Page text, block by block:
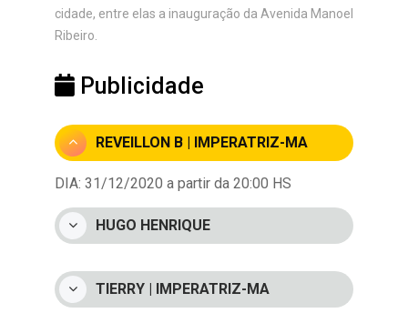
cidade, entre elas a inauguração da Avenida Manoel
Ribeiro.
Publicidade
REVEILLON B | IMPERATRIZ-MA
DIA: 31/12/2020 a partir da 20:00 HS
HUGO HENRIQUE
TIERRY | IMPERATRIZ-MA